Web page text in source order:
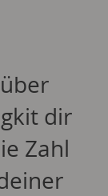
dir
Zahl